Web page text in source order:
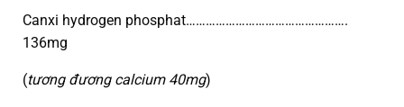
Canxi hydrogen phosphat………………………………………….
136mg
(tương đương calcium 40mg)